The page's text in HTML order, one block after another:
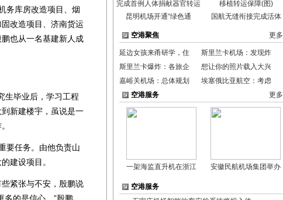
务库房改造项目、烟
改造项目、济南货运
也从一名基建新人成
毕业后，学习工程
新建楼宇，虽说是一
任务。由他负责山
建设项目。
紧张与不安，殷鹏说
多的是信心。”殷鹏
昆明机场开通“绿色通 国航无缝衔接完成活体
空港聚焦 更多
延边女孩来甬研学，住
斯里兰卡机场：发现炸
斯里兰卡爆炸：各旅企
想让你的照片载入大兴
嘉峪关机场：总体规划
埃塞俄比亚航空：考虑
空港服务
更多
一架海监直升机在浙江 安徽民航机场集团举办
空港服务